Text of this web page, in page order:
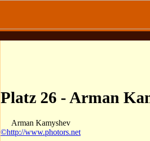
Platz 26 - Arman
Arman Kamyshev
©http://www.photors.net